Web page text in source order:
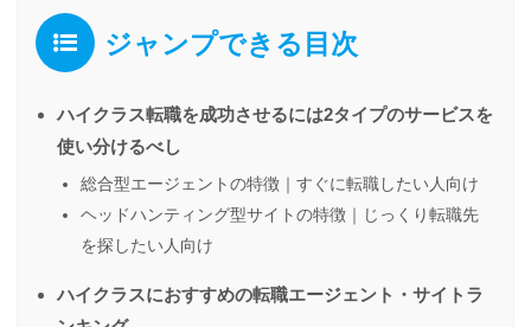
ジャンプできる目次
ハイクラス転職を成功させるには2タイプのサービスを
使い分けるべし
総合型エージェントの特徴｜すぐに転職したい人向け
ヘッドハンティング型サイトの特徴｜じっくり転職先
を探したい人向け
ハイクラスにおすすめの転職エージェント・サイトラ